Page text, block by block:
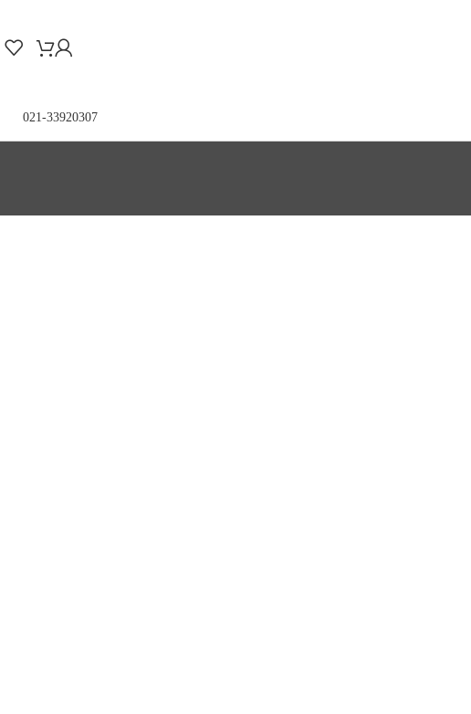
021-33920307